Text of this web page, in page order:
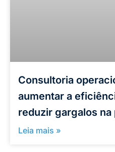
Consultoria
aumentar a
reduzir gargalos na
Leia mais »